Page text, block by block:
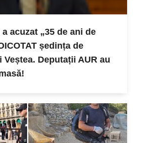
acuzat „35 de ani de
ședința de
Deputații AUR au